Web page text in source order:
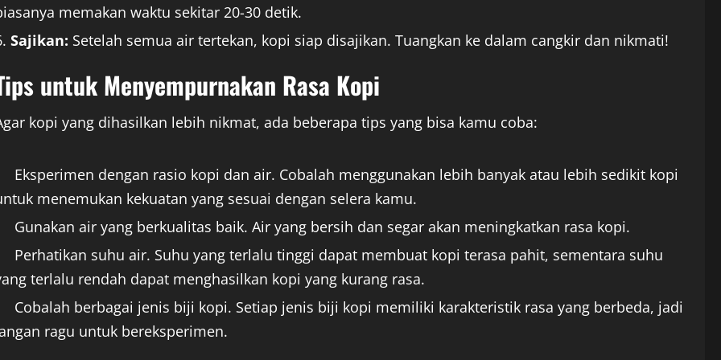
memakan waktu sekitar 20-30 detik.
Sajikan: Setelah semua air tertekan, kopi siap disajikan. Tuangkan ke dalam cangkir dan nikmati!
untuk Menyempurnakan Rasa Kopi
kopi yang dihasilkan lebih nikmat, ada beberapa tips yang bisa kamu coba:
Eksperimen dengan rasio kopi dan air. Cobalah menggunakan lebih banyak atau lebih sedikit kopi
menemukan kekuatan yang sesuai dengan selera kamu.
Gunakan air yang berkualitas baik. Air yang bersih dan segar akan meningkatkan rasa kopi.
Perhatikan suhu air. Suhu yang terlalu tinggi dapat membuat kopi terasa pahit, sementara suhu
terlalu rendah dapat menghasilkan kopi yang kurang rasa.
Cobalah berbagai jenis biji kopi. Setiap jenis biji kopi memiliki karakteristik rasa yang berbeda, jadi
ragu untuk bereksperimen.